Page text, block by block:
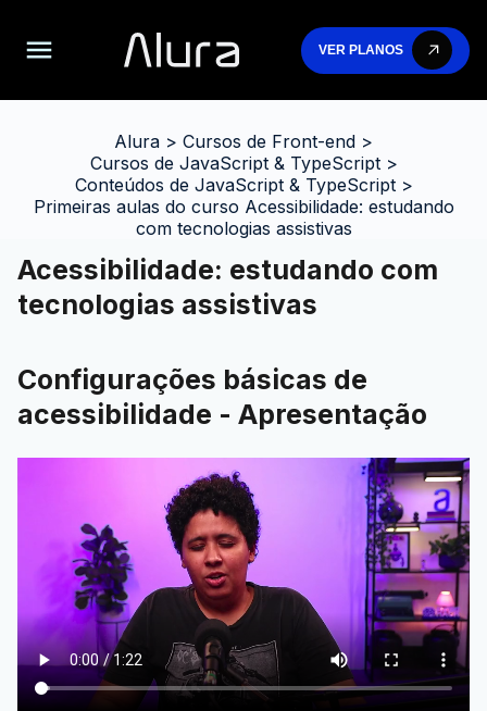
VER PLANOS
Alura > Cursos de Front-end >
Cursos de JavaScript & TypeScript>
Conteúdos de JavaScript & TypeScript>
Primeiras aulas do curso Acessibilidade: estudando
com tecnologias assistivas
Acessibilidade: estudando com
tecnologias assistivas
Configurações básicas de
acessibilidade - Apresentação